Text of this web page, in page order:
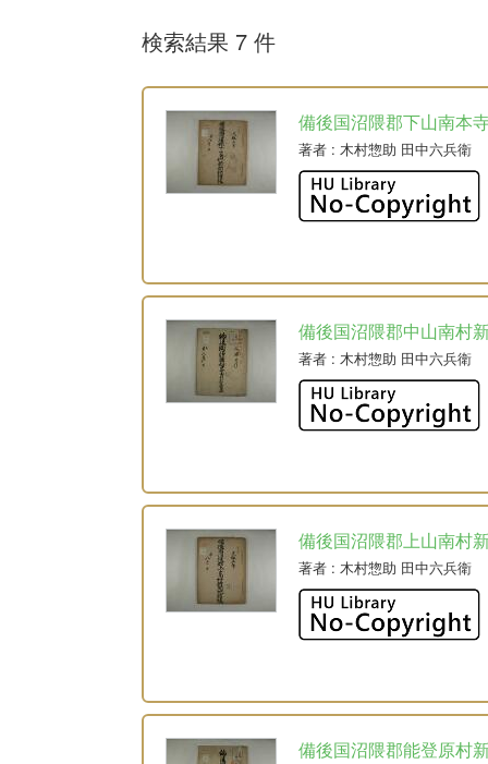
検索結果 7 件
備後国沼隈郡下山南本
著者 : 木村惣助 田中六兵衛
備後国沼隈郡中山南村
著者 : 木村惣助 田中六兵衛
備後国沼隈郡上山南村
著者 : 木村惣助 田中六兵衛
備後国沼隈郡能登原村